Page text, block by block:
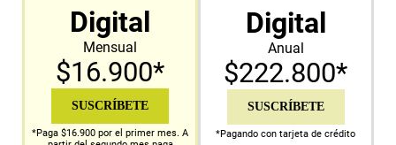
Digital
Mensual
$16.900*
SUSCRÍBETE
*Paga $16.900 por el primer mes. A
Digital
Anual
$222.800*
SUSCRÍBETE
*Pagando con tarjeta de crédito